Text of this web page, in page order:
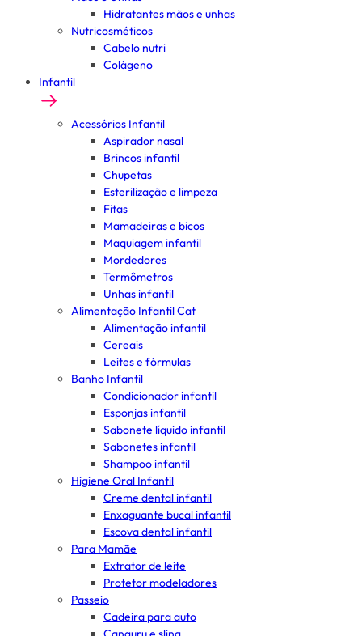
Hidratantes mãos e unhas
Nutricosméticos
Cabelo nutri
Colágeno
Infantil
Acessórios Infantil
Aspirador nasal
Brincos infantil
Chupetas
Esterilização e limpeza
Fitas
Mamadeiras e bicos
Maquiagem infantil
Mordedores
Termômetros
Unhas infantil
Alimentação Infantil Cat
Alimentação infantil
Cereais
Leites e fórmulas
Banho Infantil
Condicionador infantil
Esponjas infantil
Sabonete líquido infantil
Sabonetes infantil
Shampoo infantil
Higiene Oral Infantil
Creme dental infantil
Enxaguante bucal infantil
Escova dental infantil
Para Mamãe
Extrator de leite
Protetor modeladores
Passeio
Cadeira para auto